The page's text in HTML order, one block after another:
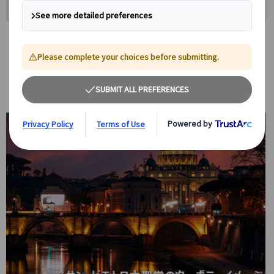
⭐ツアーポイント
夜空に浮かび上がるコロッセオや、テヴェレ川沿いから望むサン・ピ
エトロ大聖堂のクーポラなど、ローマの夜景を車窓からお楽しみいた
だけます。日中とは異なる落ち着いた雰囲気のローマを堪能でき、特
別なフォトストップでは思い出に残る写真撮影も可能です。